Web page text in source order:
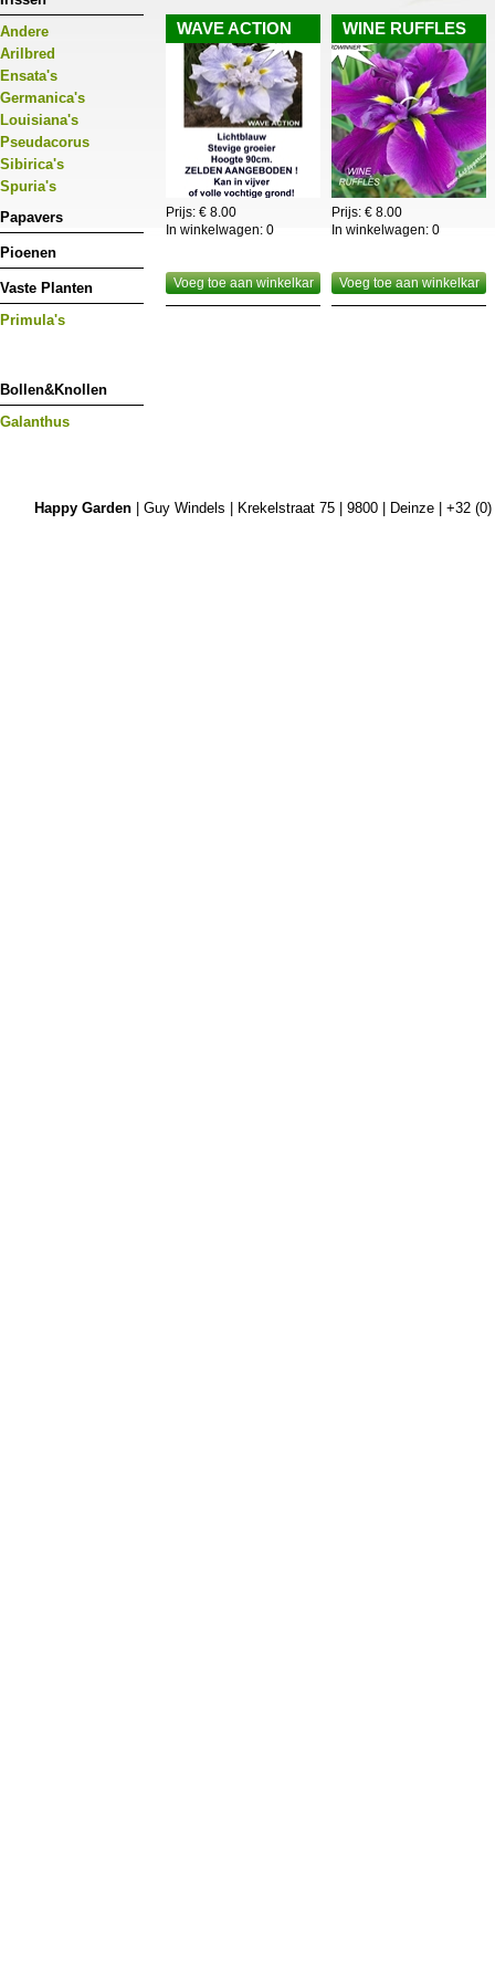
Andere
Arilbred
Ensata's
Germanica's
Louisiana's
Pseudacorus
Sibirica's
Spuria's
Papavers
Pioenen
Vaste Planten
Primula's
Bollen&Knollen
Galanthus
worden.Enkelbloemige zijn ideaal als
deze pas knippen als ze reeds ontvouwen zijn.
WAVE ACTION
Prijs: € 8.00
In winkelwagen: 0
Voeg toe aan winkelkar
WINE RUFFLES
Prijs: € 8.00
In winkelwagen: 0
Voeg toe aan winkelkar
Happy Garden| Guy Windels | Krekelstraat 75 | 9800 | Deinze | +32